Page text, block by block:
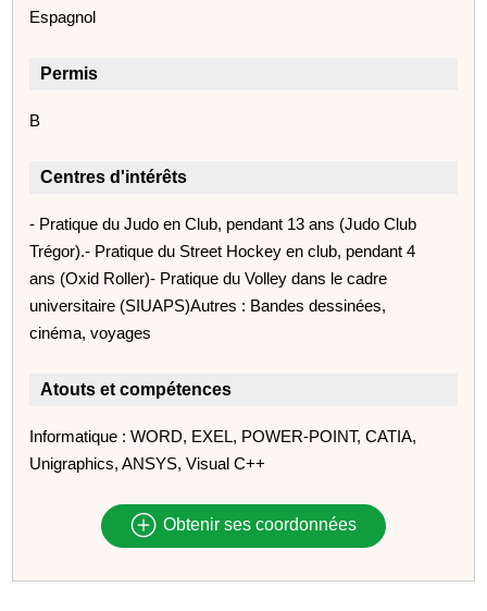
Espagnol
Permis
B
Centres d'intérêts
- Pratique du Judo en Club, pendant 13 ans (Judo Club
Trégor).- Pratique du Street Hockey en club, pendant 4
ans (Oxid Roller)- Pratique du Volley dans le cadre
universitaire (SIUAPS)Autres : Bandes dessinées,
cinéma, voyages
Atouts et compétences
Informatique : WORD, EXEL, POWER-POINT, CATIA,
Unigraphics, ANSYS, Visual C++
Obtenir ses coordonnées